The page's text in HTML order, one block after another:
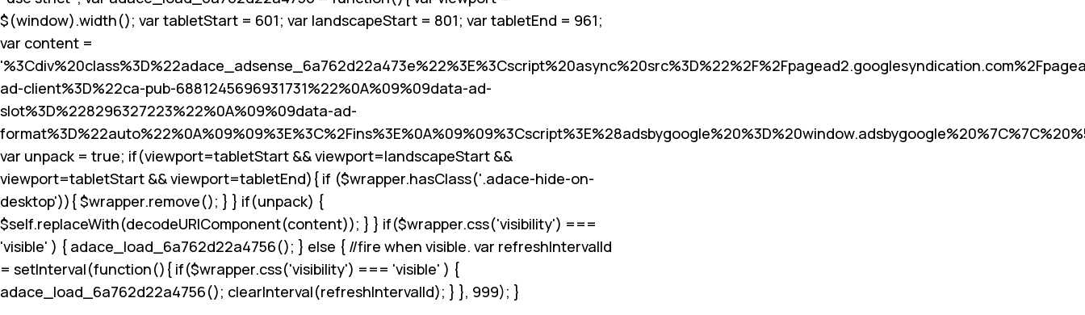
$(window).width(); var tabletStart = 601; var landscapeStart = 801; var tabletEnd = 961;
var content =
ad-client%3D%22ca-pub-6881245696931731%22%0A%09%09data-ad-
slot%3D%228296327223%22%0A%09%09data-ad-
var unpack = true; if(viewport=tabletStart && viewport=landscapeStart &&
viewport=tabletStart && viewport=tabletEnd){ if ($wrapper.hasClass('.adace-hide-on-
desktop')){ $wrapper.remove(); } } if(unpack) {
$self.replaceWith(decodeURIComponent(content)); } } if($wrapper.css('visibility') ===
'visible' ) { adace_load_6a762d22a4756(); } else { //fire when visible. var refreshIntervalId
= setInterval(function(){ if($wrapper.css('visibility') === 'visible' ) {
adace_load_6a762d22a4756(); clearInterval(refreshIntervalId); } }, 999); }